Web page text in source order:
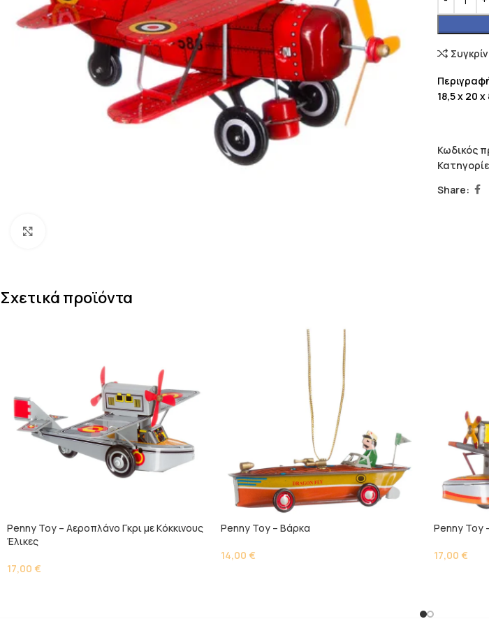
18,5 x 20 x
Κωδικός
Share:
Σχετικά προϊόντα
Penny Toy – Αεροπλάνο Γκρι με Kόκκινους
Έλικες
17,00 €
Penny Toy – Βάρκα
14,00 €
Penny Toy
17,00 €